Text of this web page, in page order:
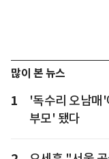
많이 본 뉴스
1
'독수리 오남매
부모' 됐다